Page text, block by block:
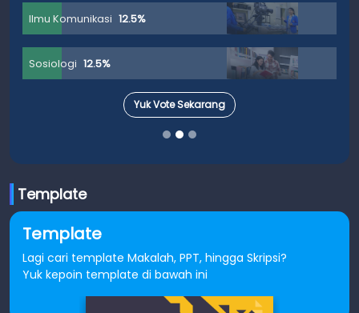
Ilmu Komunikasi 12.5%
Sosiologi 12.5%
Yuk Vote Sekarang
Template
Template
Lagi cari template Makalah, PPT, hingga Skripsi?
Yuk kepoin template di bawah ini